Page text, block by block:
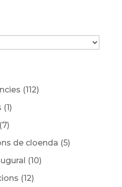
(112)
(1)
(7)
de cloenda (5)
(10)
(12)